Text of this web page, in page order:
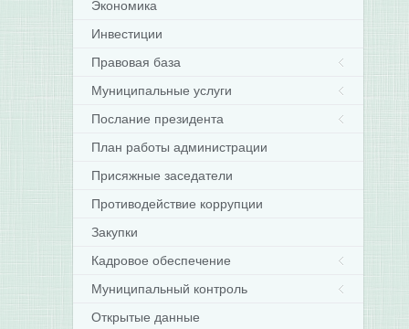
Экономика
Инвестиции
Правовая база
Муниципальные услуги
Послание президента
План работы администрации
Присяжные заседатели
Противодействие коррупции
Закупки
Кадровое обеспечение
Муниципальный контроль
Открытые данные